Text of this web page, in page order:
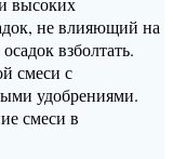
не влияющий на
взболтать.
смеси с
удобрениями.
смеси в